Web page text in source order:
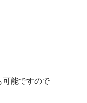
可能ですので